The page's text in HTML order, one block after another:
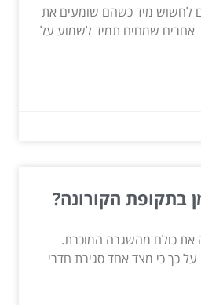
לחשוש מיד כשהם שומעים את
אחרים שמחים תמיד לשמוע על
בתקופת הקורונה?
את כולם מהשגרה המוכרת.
כך כי מצד אחד סגירת חדרי